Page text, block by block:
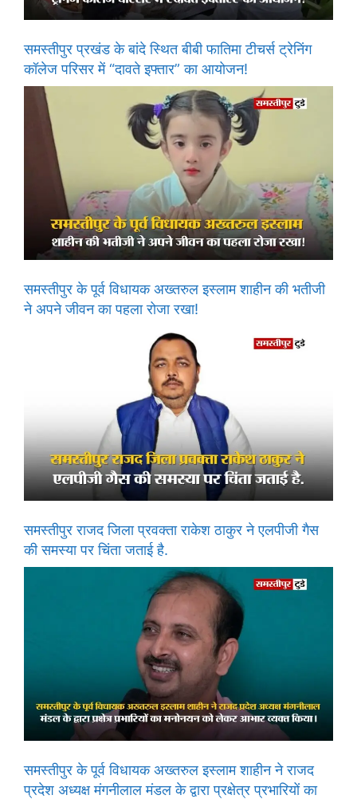
समस्तीपुर प्रखंड के बांदे स्थित बीबी फातिमा टीचर्स ट्रेनिंग
कॉलेज परिसर में “दावते इफ्तार” का आयोजन!
समस्तीपुर के पूर्व विधायक अख्तरुल इस्लाम शाहीन की भतीजी
ने अपने जीवन का पहला रोजा रखा!
समस्तीपुर राजद जिला प्रवक्ता राकेश ठाकुर ने एलपीजी गैस
की समस्या पर चिंता जताई है.
समस्तीपुर के पूर्व विधायक अख्तरुल इस्लाम शाहीन ने राजद
प्रदेश अध्यक्ष मंगनीलाल मंडल के द्वारा प्रक्षेत्र प्रभारियों का